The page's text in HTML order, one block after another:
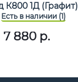
К800 1Д (Графит)
7 880р.